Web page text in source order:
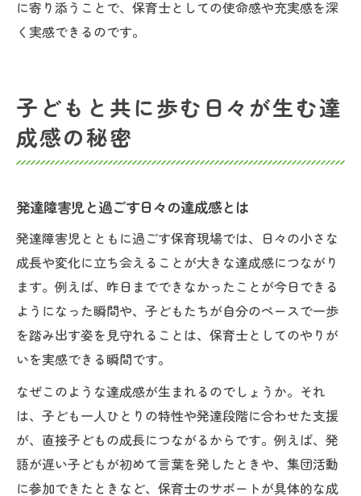
に寄り添うことで、保育士としての使命感や充実感を深
く実感できるのです。
子どもと共に歩む日々が生む達
成感の秘密
発達障害児と過ごす日々の達成感とは
発達障害児とともに過ごす保育現場では、日々の小さな
成長や変化に立ち会えることが大きな達成感につながり
ます。例えば、昨日までできなかったことが今日できる
ようになった瞬間や、子どもたちが自分のペースで一歩
を踏み出す姿を見守れることは、保育士としてのやりが
いを実感できる瞬間です。
なぜこのような達成感が生まれるのでしょうか。それ
は、子ども一人ひとりの特性や発達段階に合わせた支援
が、直接子どもの成長につながるからです。例えば、発
語が遅い子どもが初めて言葉を発したときや、集団活動
に参加できたときなど、保育士のサポートが具体的な成